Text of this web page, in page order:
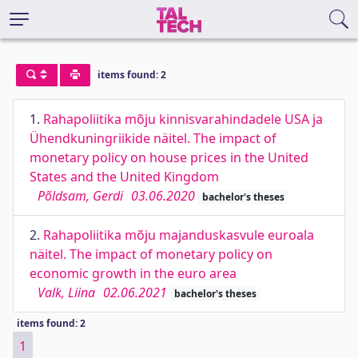
items found: 2
1. Rahapoliitika mõju kinnisvarahindadele USA ja
Ühendkuningriikide näitel. The impact of
monetary policy on house prices in the United
States and the United Kingdom
Põldsam, Gerdi 03.06.2020 bachelor's theses
2. Rahapoliitika mõju majanduskasvule euroala
näitel. The impact of monetary policy on
economic growth in the euro area
Valk, Liina 02.06.2021 bachelor's theses
items found: 2
1